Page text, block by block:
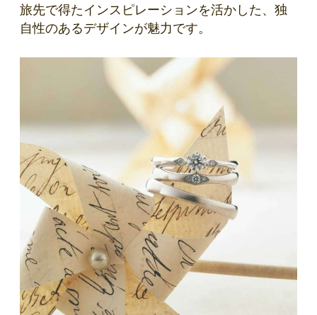
旅先で得たインスピレーションを活かした、独
自性のあるデザインが魅力です。